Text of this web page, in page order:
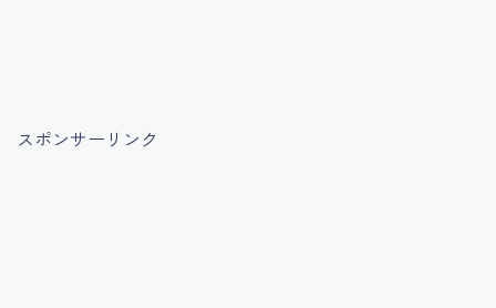
スポンサーリンク